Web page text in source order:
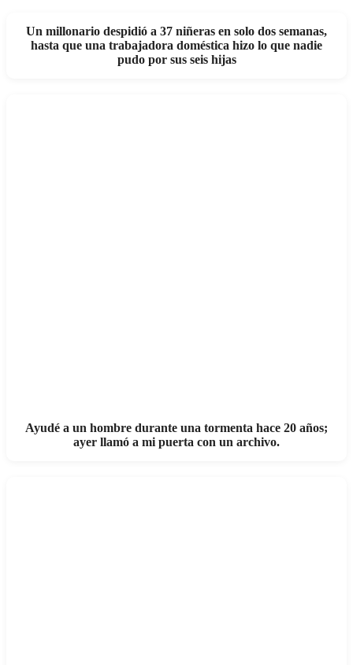
Un millonario despidió a 37 niñeras en solo dos semanas,
hasta que una trabajadora doméstica hizo lo que nadie
pudo por sus seis hijas
Ayudé a un hombre durante una tormenta hace 20 años;
ayer llamó a mi puerta con un archivo.